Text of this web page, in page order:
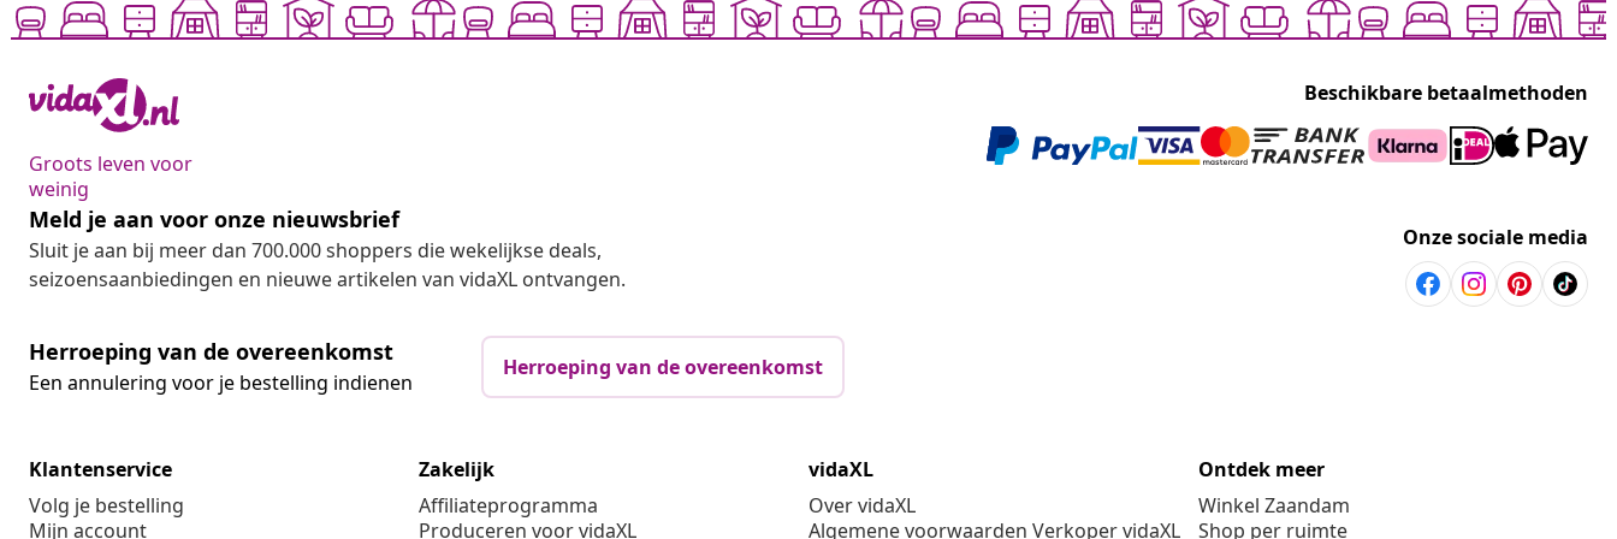
Groots leven voor
weinig
Beschikbare betaalmethoden
Meld je aan voor onze nieuwsbrief
Sluit je aan bij meer dan 700.000 shoppers die wekelijkse deals,
seizoensaanbiedingen en nieuwe artikelen van vidaXL ontvangen.
Onze sociale media
Herroeping van de overeenkomst
Een annulering voor je bestelling indienen
Herroeping van de overeenkomst
Klantenservice
Volg je bestelling
Mijn account
Zakelijk
Affiliateprogramma
Produceren voor vidaXL
vidaXL
Over vidaXL
Algemene voorwaarden Verkoper vidaXL
Ontdek meer
Winkel Zaandam
Shop per ruimte